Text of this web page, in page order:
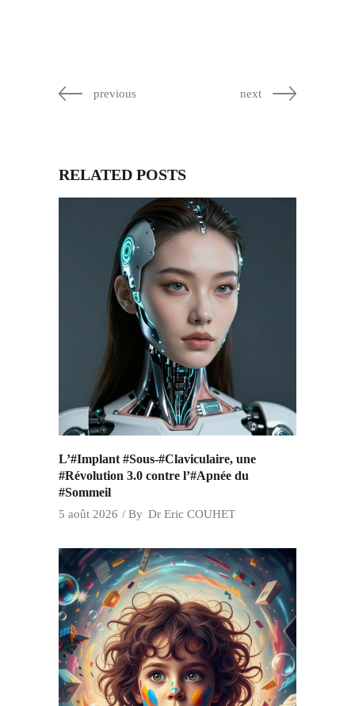
previous next
RELATED POSTS
L’#Implant #Sous-#Claviculaire, une
#Révolution 3.0 contre l’#Apnée du
#Sommeil
5 août 2026 By Dr Eric COUHET